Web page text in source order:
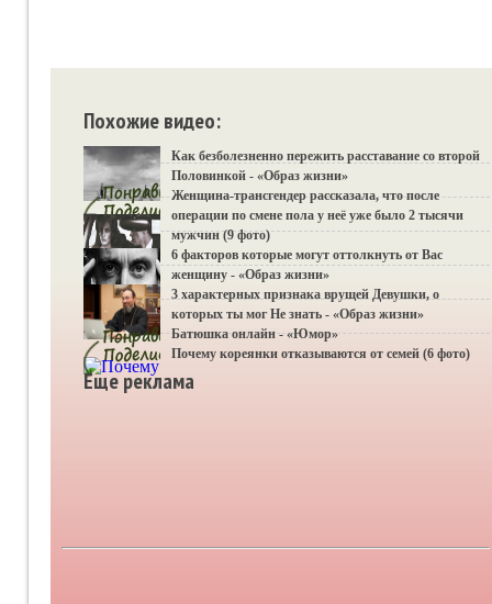
Похожие видео:
Как безболезненно пережить расставание со второй
Половинкой - «Образ жизни»
Женщина-трансгендер рассказала, что после
операции по смене пола у неё уже было 2 тысячи
мужчин (9 фото)
6 факторов которые могут оттолкнуть от Вас
женщину - «Образ жизни»
3 характерных признака врущей Девушки, о
которых ты мог Не знать - «Образ жизни»
Батюшка онлайн - «Юмор»
Почему кореянки отказываются от семей (6 фото)
Еще реклама